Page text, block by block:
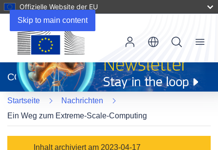
Skip to main content
Offizielle Website der EU
neuem
Fenster)
CORDIS
Menu
Startseite
Nachrichten
Ein Weg zum Extreme-Scale-Computing
Inhalt archiviert am 2023-04-17